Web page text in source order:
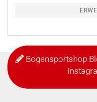
Bogensportshop